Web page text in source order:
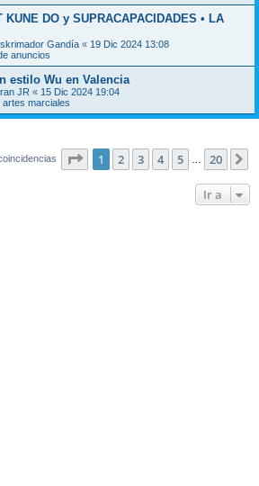
DO y SUPRACAPACIDADES • LA
Gandía « 19 Dic 2024 13:08
anuncios
estilo Wu en Valencia
JR « 15 Dic 2024 19:04
artes marciales
Página de 20
1 2 3 4 5 20
Ir a